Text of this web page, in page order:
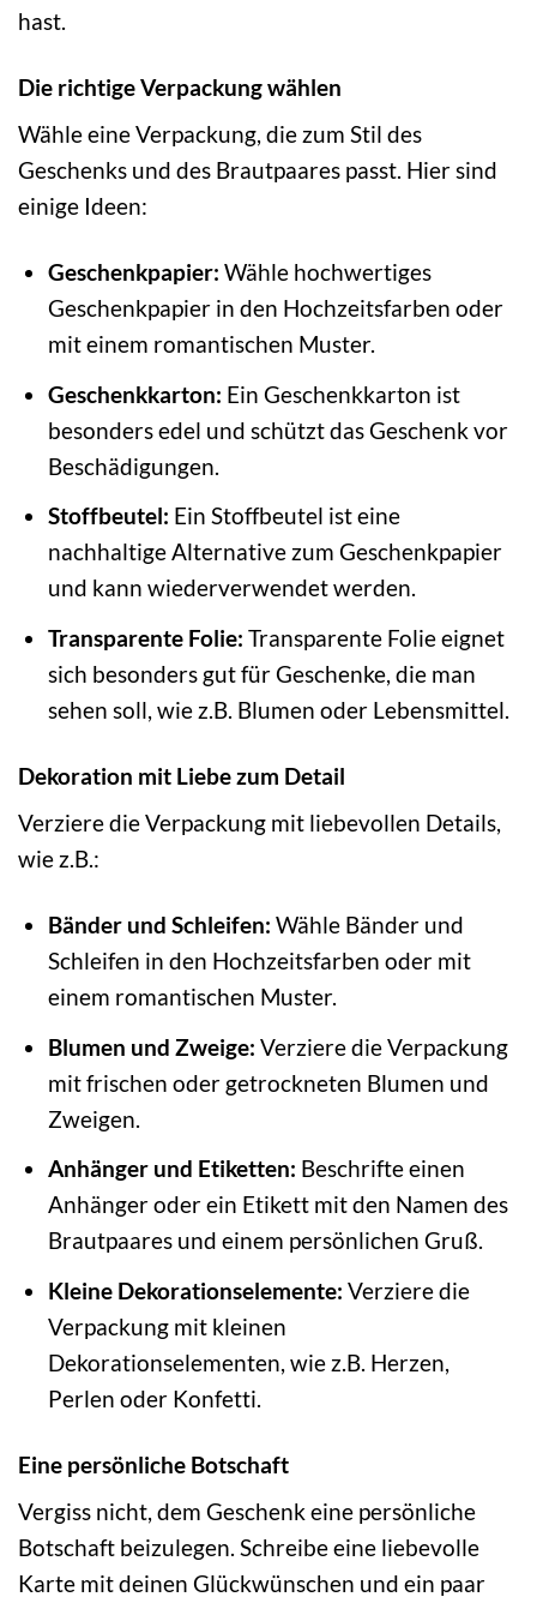
hast.
Die richtige Verpackung wählen
Wähle eine Verpackung, die zum Stil des
Geschenks und des Brautpaares passt. Hier sind
einige Ideen:
Geschenkpapier: Wähle hochwertiges
Geschenkpapier in den Hochzeitsfarben oder
mit einem romantischen Muster.
Geschenkkarton: Ein Geschenkkarton ist
besonders edel und schützt das Geschenk vor
Beschädigungen.
Stoffbeutel: Ein Stoffbeutel ist eine
nachhaltige Alternative zum Geschenkpapier
und kann wiederverwendet werden.
Transparente Folie: Transparente Folie eignet
sich besonders gut für Geschenke, die man
sehen soll, wie z.B. Blumen oder Lebensmittel.
Dekoration mit Liebe zum Detail
Verziere die Verpackung mit liebevollen Details,
wie z.B.:
Bänder und Schleifen: Wähle Bänder und
Schleifen in den Hochzeitsfarben oder mit
einem romantischen Muster.
Blumen und Zweige: Verziere die Verpackung
mit frischen oder getrockneten Blumen und
Zweigen.
Anhänger und Etiketten: Beschrifte einen
Anhänger oder ein Etikett mit den Namen des
Brautpaares und einem persönlichen Gruß.
Kleine Dekorationselemente: Verziere die
Verpackung mit kleinen
Dekorationselementen, wie z.B. Herzen,
Perlen oder Konfetti.
Eine persönliche Botschaft
Vergiss nicht, dem Geschenk eine persönliche
Botschaft beizulegen. Schreibe eine liebevolle
Karte mit deinen Glückwünschen und ein paar